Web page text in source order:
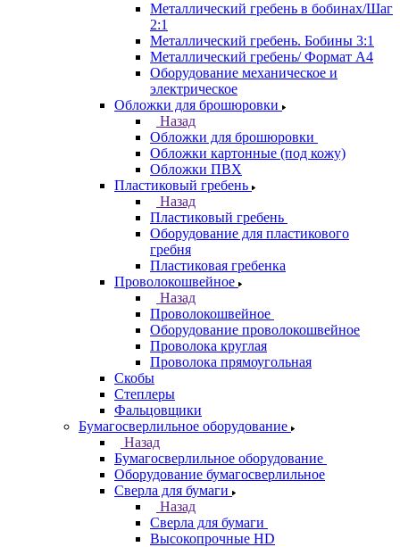
Металлический гребень в бобинах/Шаг
2:1
Металлический гребень. Бобины 3:1
Металлический гребень/ Формат А4
Оборудование механическое и
электрическое
Обложки для брошюровки
Назад
Обложки для брошюровки
Обложки картонные (под кожу)
Обложки ПВХ
Пластиковый гребень
Назад
Пластиковый гребень
Оборудование для пластикового
гребня
Пластиковая гребенка
Проволокошвейное
Назад
Проволокошвейное
Оборудование проволокошвейное
Проволока круглая
Проволока прямоугольная
Скобы
Степлеры
Фальцовщики
Бумагосверлильное оборудование
Назад
Бумагосверлильное оборудование
Оборудование бумагосверлильное
Сверла для бумаги
Назад
Сверла для бумаги
Высокопрочные HD